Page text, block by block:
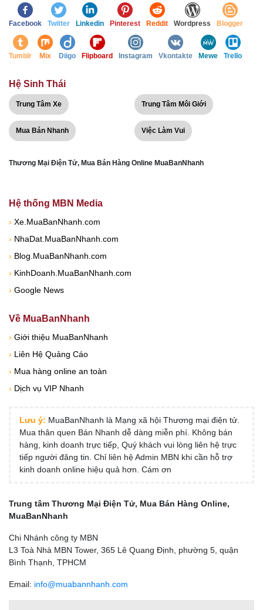
Facebook Twitter Linkedin Pinterest Reddit Wordpress Blogger
Tumblr Mix Diigo Flipboard Instagram Vkontakte Mewe Trello
Hệ Sinh Thái
Trung Tâm Xe Trung Tâm Môi Giới
Mua Bán Nhanh Việc Làm Vui
Thương Mại Điện Tử, Mua Bán Hàng Online MuaBanNhanh
Hệ thống MBN Media
› Xe.MuaBanNhanh.com
› NhaDat.MuaBanNhanh.com
› Blog.MuaBanNhanh.com
› KinhDoanh.MuaBanNhanh.com
› Google News
Về MuaBanNhanh
› Giới thiệu MuaBanNhanh
› Liên Hệ Quảng Cáo
› Mua hàng online an toàn
› Dịch vụ VIP Nhanh
Lưu ý: MuaBanNhanh là Mạng xã hội Thương mại điện tử.
Mua thân quen Bán Nhanh dễ dàng miễn phí. Không bán
hàng, kinh doanh trực tiếp, Quý khách vui lòng liên hệ trực
tiếp người đăng tin. Chỉ liên hệ Admin MBN khi cần hỗ trợ
kinh doanh online hiệu quả hơn. Cám ơn
Trung tâm Thương Mại Điện Tử, Mua Bán Hàng Online,
MuaBanNhanh
Chi Nhánh công ty MBN
L3 Toà Nhà MBN Tower, 365 Lê Quang Định, phường 5, quận
Bình Thạnh, TPHCM
Email: info@muabannhanh.com